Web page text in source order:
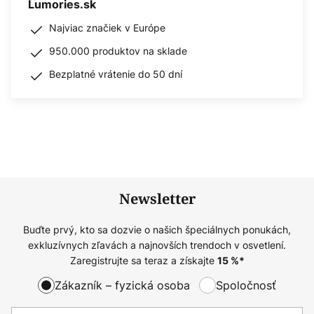
Lumories.sk
Najviac značiek v Európe
950.000 produktov na sklade
Bezplatné vrátenie do 50 dní
Newsletter
Buďte prvý, kto sa dozvie o našich špeciálnych ponukách,
exkluzívnych zľavách a najnovších trendoch v osvetlení.
Zaregistrujte sa teraz a získajte 15%*
Zákazník – fyzická osoba Spoločnosť